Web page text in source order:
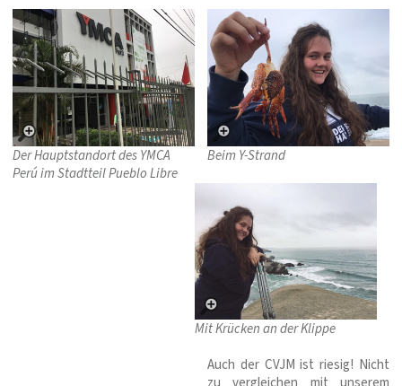
Der Hauptstandort des YMCA
Perú im Stadtteil Pueblo Libre
Beim Y-Strand
Mit Krücken an der Klippe
Auch der CVJM ist riesig! Nicht